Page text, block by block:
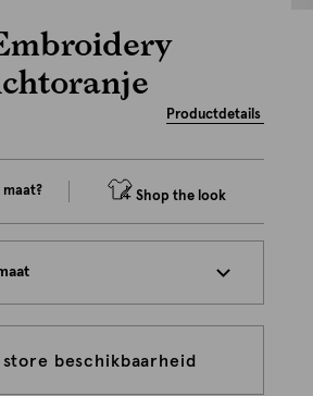
Productdetails
maat? Shop the look
beschikbaarheid